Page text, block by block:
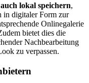
lokal speichern,
in digitaler Form zur
Onlinegalerie
bietet dies die
Nachbearbeitung
zu verpassen.